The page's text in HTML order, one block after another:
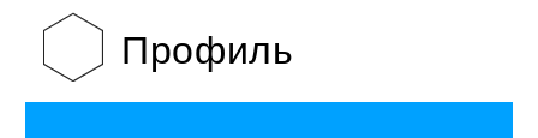
Профиль